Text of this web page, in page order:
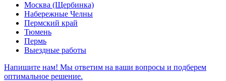
Москва (Щербинка)
Набережные Челны
Пермский край
Тюмень
Пермь
Выездные работы
Напишите нам! Мы ответим на ваши вопросы и подберем
оптимальное решение.